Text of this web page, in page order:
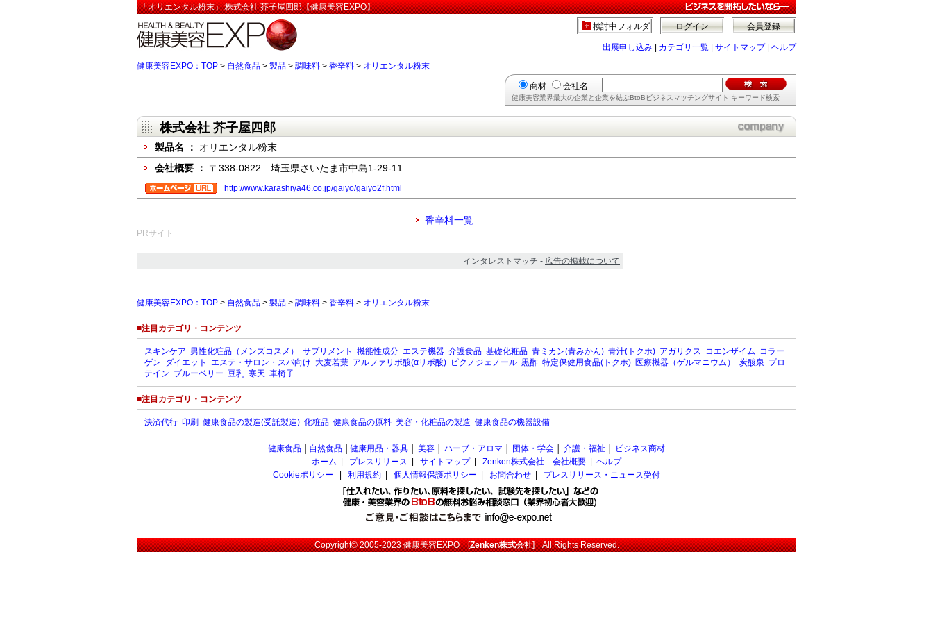
「オリエンタル粉末」:株式会社 芥子屋四郎【健康美容EXPO】
会員登録
ログイン
検討中フォルダ
出展申し込み カテゴリ一覧 サイトマップ| ヘルプ
健康美容EXPO：TOP > 自然食品 > 製品 > 調味料 > 香辛料 > オリエンタル粉末
商材 会社名
健康美容業界最大の企業と企業を結ぶBtoBビジネスマッチングサイト キーワード検索
株式会社 芥子屋四郎
製品名 ： オリエンタル粉末
会社概要 ： 〒338-0822 埼玉県さいたま市中島1-29-11
http://www.karashiya46.co.jp/gaiyo/gaiyo2f.html
香辛料一覧
PRサイト
インタレストマッチ - 広告の掲載について
健康美容EXPO：TOP > 自然食品 > 製品 > 調味料 > 香辛料 > オリエンタル粉末
■注目カテゴリ・コンテンツ
スキンケア 男性化粧品（メンズコスメ） サプリメント 機能性成分 エステ機器 介護食品 基礎化粧品 青ミカン(青みかん) 青汁(トクホ) アガリクス コエンザイム コラー
ゲン ダイエット エステ・サロン・スパ向け 大麦若葉 アルファリポ酸(αリポ酸) ピクノジェノール 黒酢 特定保健用食品(トクホ) 医療機器（ゲルマニウム） 炭酸泉 プロ
テイン ブルーベリー 豆乳 寒天 車椅子
■注目カテゴリ・コンテンツ
決済代行 印刷 健康食品の製造(受託製造) 化粧品 健康食品の原料 美容・化粧品の製造 健康食品の機器設備
健康食品 自然食品 健康用品・器具 美容 ハーブ・アロマ 団体・学会 介護・福祉
ビジネス商材
ホーム
プレスリリース サイトマップ| Zenken株式会社 会社概要
ヘルプ
Cookieポリシー
利用規約 個人情報保護ポリシー お問合わせ プレスリリース・ニュース受付
Copyright© 2005-2023健康美容EXPO[Zenken株式会社] All Rights Reserved.